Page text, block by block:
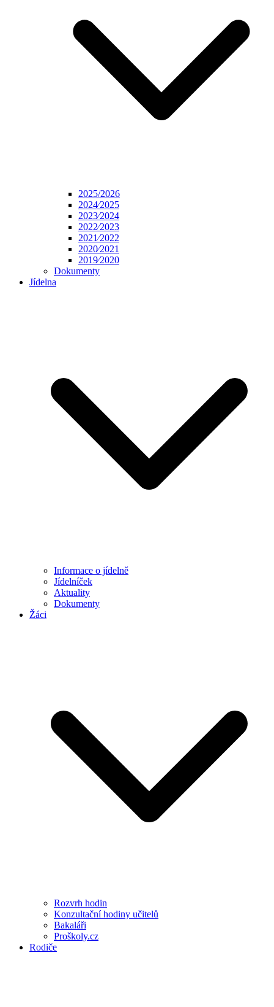
2025/2026
2024⁄2025
2023⁄2024
2022⁄2023
2021⁄2022
2020⁄2021
2019⁄2020
Dokumenty
Jídelna
Informace o jídelně
Jídelníček
Aktuality
Dokumenty
Žáci
Rozvrh hodin
Konzultační hodiny učitelů
Bakaláři
Proškoly.cz
Rodiče